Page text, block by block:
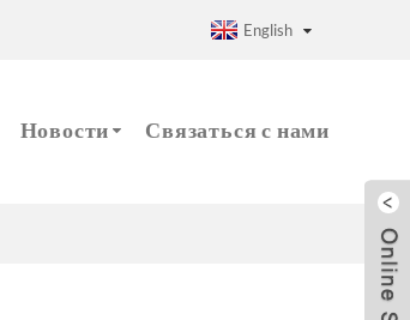
English
Новости Связаться с нами